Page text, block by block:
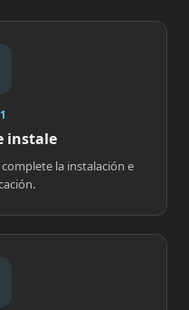
instale
la instalación e